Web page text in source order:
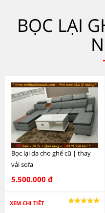
BỌC LẠI
Bọc lại da cho ghế cũ | thay
vải sofa
5.500.000 đ
XEM CHI TIẾT